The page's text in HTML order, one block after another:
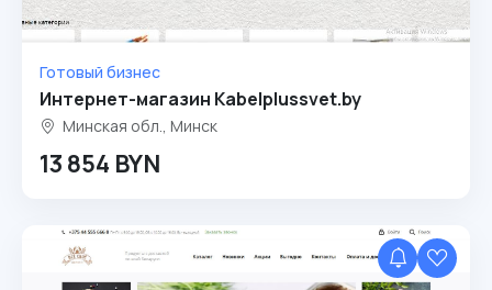
Готовый бизнес
Интернет-магазин Kabelplussvet.by
Минская обл., Минск
13 854 BYN